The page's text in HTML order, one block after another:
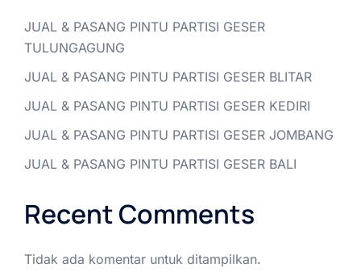
JUAL & PASANG PINTU PARTISI GESER
TULUNGAGUNG
JUAL & PASANG PINTU PARTISI GESER BLITAR
JUAL & PASANG PINTU PARTISI GESER KEDIRI
JUAL & PASANG PINTU PARTISI GESER JOMBANG
JUAL & PASANG PINTU PARTISI GESER BALI
Recent Comments
Tidak ada komentar untuk ditampilkan.